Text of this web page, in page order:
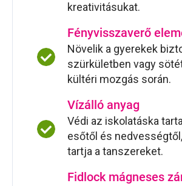
kreativitásukat.
Fényvisszaverő
Növelik a gyerekek
szürkületben vagy
kültéri mozgás során.
Vízálló anyag
Védi az iskolatáska
esőtől és
tartja a tanszereket.
Fidlock mágneses